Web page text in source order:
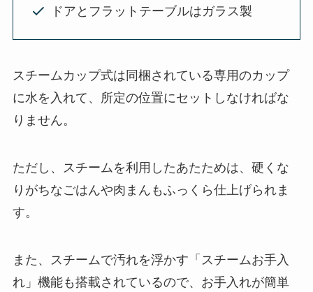
ドアとフラットテーブルはガラス製
スチームカップ式は同梱されている専用のカップ
に水を入れて、所定の位置にセットしなければな
りません。
ただし、スチームを利用したあたためは、硬くな
りがちなごはんや肉まんもふっくら仕上げられま
す。
また、スチームで汚れを浮かす「スチームお手入
れ」機能も搭載されているので、お手入れが簡単